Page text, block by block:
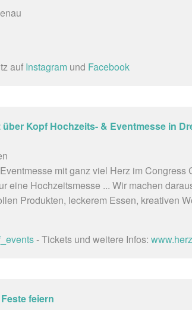
auf Instagram und Facebook
über Kopf Hochzeits- & Eventmesse in
mit ganz viel Herz im Congress
eine Hochzeitsmesse ... Wir machen
Produkten, leckerem Essen, kreativen
- Tickets und weitere Infos:
feiern